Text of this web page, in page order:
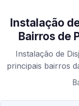
Instalação
Bairros de
Instalação de
principais bairros